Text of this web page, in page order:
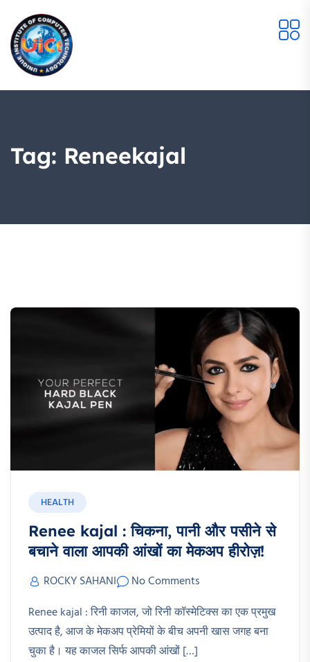
Tag: Reneekajal
HEALTH
Renee kajal : चिकना, पानी और पसीने से
बचाने वाला आपकी आंखों का मेकअप हीरोज़!
ROCKY SAHANI
No Comments
Renee kajal : रिनी काजल, जो रिनी कॉस्मेटिक्स का एक प्रमुख
उत्पाद है, आज के मेकअप प्रेमियों के बीच अपनी खास जगह बना
चुका है। यह काजल सिर्फ आपकी आंखों […]